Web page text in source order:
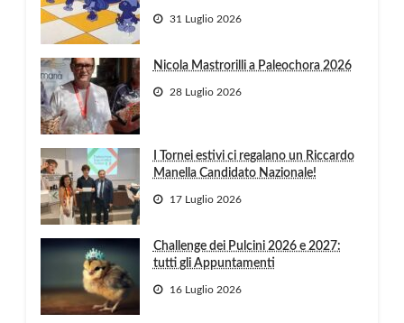
31 Luglio 2026
Nicola Mastrorilli a Paleochora 2026
28 Luglio 2026
I Tornei estivi ci regalano un Riccardo
Manella Candidato Nazionale!
17 Luglio 2026
Challenge dei Pulcini 2026 e 2027:
tutti gli Appuntamenti
16 Luglio 2026